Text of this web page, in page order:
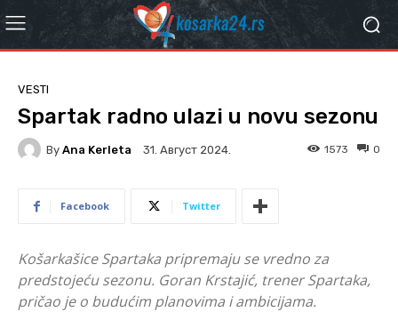
VESTI
Spartak radno ulazi u novu sezonu
By Ana Kerleta 31. Август 2024. 0
1573
Facebook Twitter
Košarkašice Spartaka pripremaju se vredno za
predstojeću sezonu. Goran Krstajić, trener Spartaka,
pričao je o budućim planovima i ambicijama.